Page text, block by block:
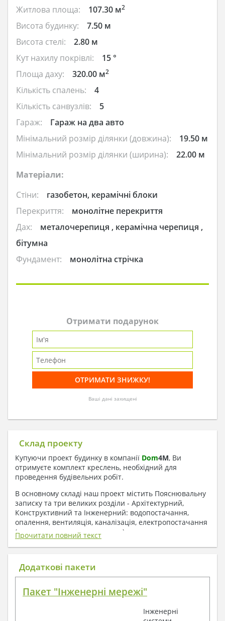
Житлова площа: 107.30 м2
Висота будинку:
7.50 м
Висота стелі:
2.80 м
Кут нахилу покрівлі:
15 °
Площа даху:
320.00 м2
Кількість спалень:
4
Кількість санвузлів:
5
Гараж:
Гараж на два авто
Мінімальний розмір ділянки (довжина):
19.50 м
Мінімальний розмір ділянки (ширина):
22.00 м
Матеріали:
Стіни:
газобетон, керамічні блоки
Перекриття:
монолітне перекриття
Дах:
металочерепиця , керамічна черепиця ,
бітумна
Фундамент:
монолітна стрічка
Отримати подарунок
Ваші дані захищені
Склад проекту
Купуючи проект будинку в компанії Dom4M, Ви
отримуєте комплект креслень, необхідний для
проведення будівельних робіт.
В основному складі наш проект містить Пояснювальну
записку та три великих розділи - Архітектурний,
Конструктивний та Інженерний: водопостачання,
опалення, вентиляція, каналізація, електропостачання
( купується за додаткову плату ).
1. До складу Архітектурного розділу
входять:
План покрівлі
Фасади з даними зовнішніх оздоблень
Прочитати повний текст
Додаткові пакети
Пакет "Інженерні мережі"
Інженерні